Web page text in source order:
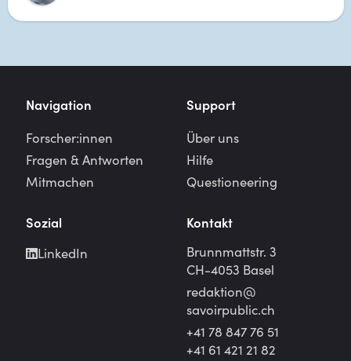
Navigation
Forscher:innen
Fragen & Antworten
Mitmachen
Support
Über uns
Hilfe
Questioneering
Sozial
LinkedIn
Kontakt
Brunnmattstr. 3
CH-4053 Basel
redaktion@
savoirpublic.ch
+41 78 847 76 51
+41 61 421 21 82